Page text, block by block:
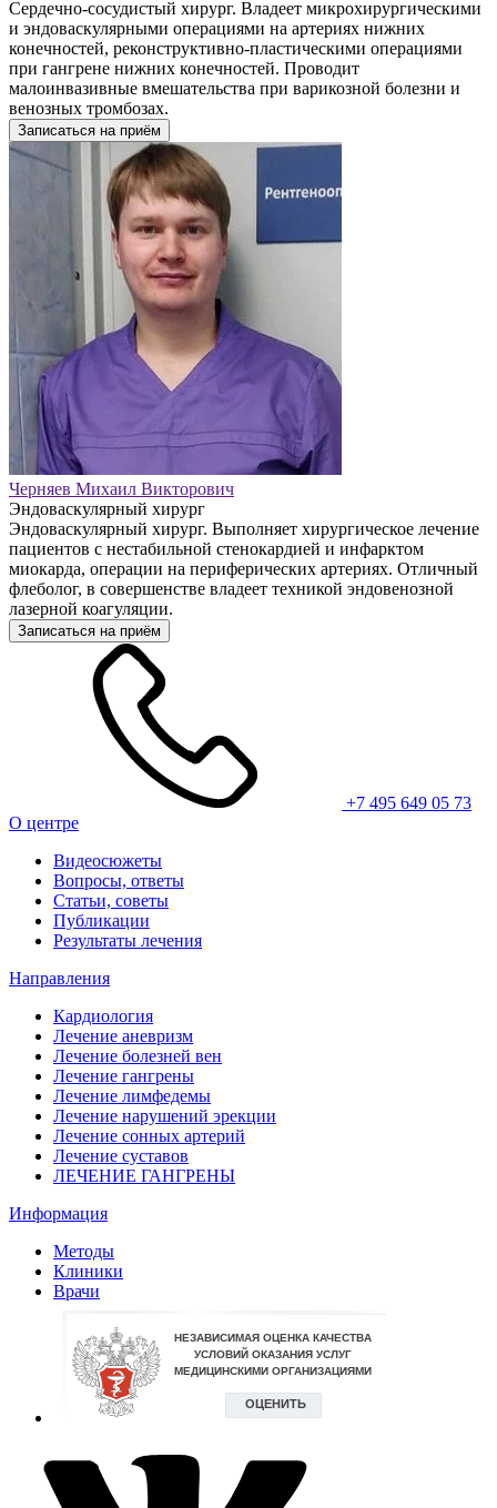
Сердечно-сосудистый хирург. Владеет микрохирургическими
и эндоваскулярными операциями на артериях нижних
конечностей, реконструктивно-пластическими операциями
при гангрене нижних конечностей. Проводит
малоинвазивные вмешательства при варикозной болезни и
венозных тромбозах.
Записаться на приём
Черняев Михаил Викторович
Эндоваскулярный хирург
Эндоваскулярный хирург. Выполняет хирургическое лечение
пациентов с нестабильной стенокардией и инфарктом
миокарда, операции на периферических артериях. Отличный
флеболог, в совершенстве владеет техникой эндовенозной
лазерной коагуляции.
Записаться на приём
+7 495 649 05 73
О центре
Видеосюжеты
Вопросы, ответы
Статьи, советы
Публикации
Результаты лечения
Направления
Кардиология
Лечение аневризм
Лечение болезней вен
Лечение гангрены
Лечение лимфедемы
Лечение нарушений эрекции
Лечение сонных артерий
Лечение суставов
ЛЕЧЕНИЕ ГАНГРЕНЫ
Информация
Методы
Клиники
Врачи